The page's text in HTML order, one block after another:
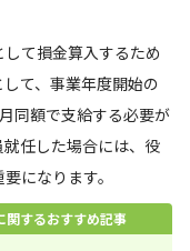
て損金算入するため
て、事業年度開始の
同額で支給する必要が
任した場合には、役
になります。
関するおすすめ記事